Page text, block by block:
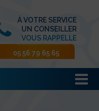
À VOTRE SERVICE
UN CONSEILLER
VOUS RAPPELLE
05 56 79 65 65